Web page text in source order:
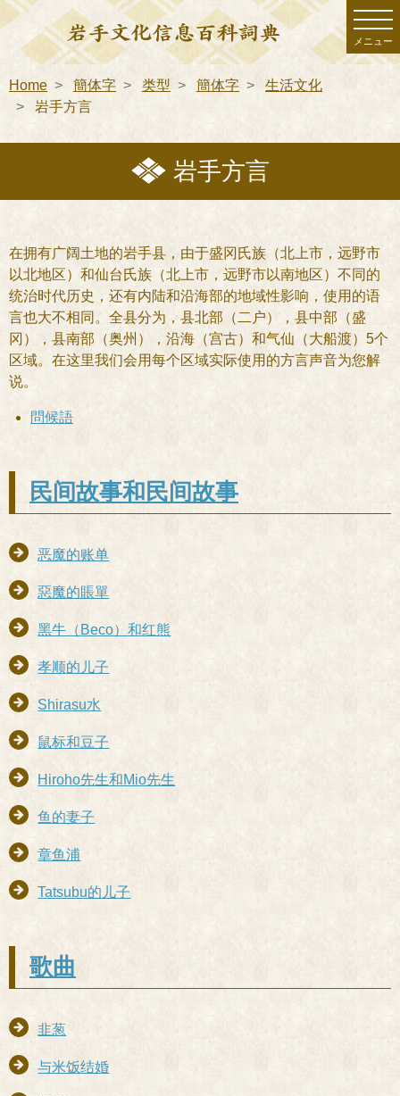
メニュー
Home 簡体字 类型 簡体字
生活文化
岩手方言
岩手方言
在拥有广阔土地的岩手县，由于盛冈氏族（北上市，远野市
以北地区）和仙台氏族（北上市，远野市以南地区）不同的
统治时代历史，还有内陆和沿海部的地域性影响，使用的语
言也大不相同。全县分为，县北部（二户），县中部（盛
冈），县南部（奥州），沿海（宫古）和气仙（大船渡）5个
区域。在这里我们会用每个区域实际使用的方言声音为您解
说。
問候語
民间故事和民间故事
恶魔的账单
惡魔的賬單
黑牛（Beco）和红熊
孝顺的儿子
Shirasu水
鼠标和豆子
Hiroho先生和Mio先生
鱼的妻子
章鱼浦
Tatsubu的儿子
歌曲
韭葱
与米饭结婚